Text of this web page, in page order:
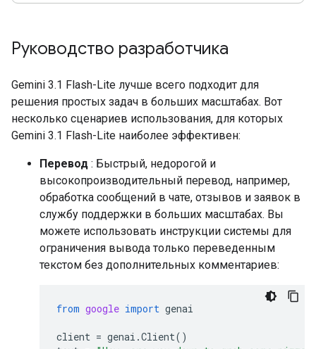
Руководство разработчика
Gemini 3.1 Flash-Lite лучше всего подходит для
решения простых задач в больших масштабах. Вот
несколько сценариев использования, для которых
Gemini 3.1 Flash-Lite наиболее эффективен:
Перевод : Быстрый, недорогой и
высокопроизводительный перевод, например,
обработка сообщений в чате, отзывов и заявок в
службу поддержки в больших масштабах. Вы
можете использовать инструкции системы для
ограничения вывода только переведенным
текстом без дополнительных комментариев:
from google import genai
client = genai .Client()